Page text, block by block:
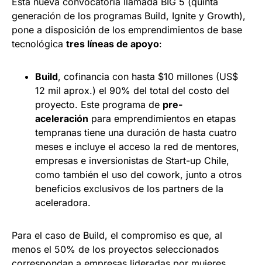
generación de los programas Build, Ignite y Growth),
pone a disposición de los emprendimientos de base
tecnológica tres líneas de apoyo:
Build, cofinancia con hasta $10 millones (US$
12 mil aprox.) el 90% del total del costo del
proyecto. Este programa de pre-
aceleración para emprendimientos en etapas
tempranas tiene una duración de hasta cuatro
meses e incluye el acceso la red de mentores,
empresas e inversionistas de Start-up Chile,
como también el uso del cowork, junto a otros
beneficios exclusivos de los partners de la
aceleradora.
Para el caso de Build, el compromiso es que, al
menos el 50% de los proyectos seleccionados